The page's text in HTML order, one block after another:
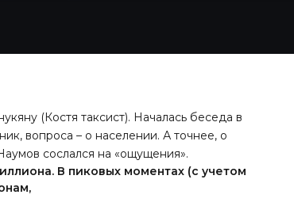
(Костя таксист). Началась беседа в
вопроса – о населении. А точнее, о
сослался на «ощущения».
В пиковых моментах (с учетом